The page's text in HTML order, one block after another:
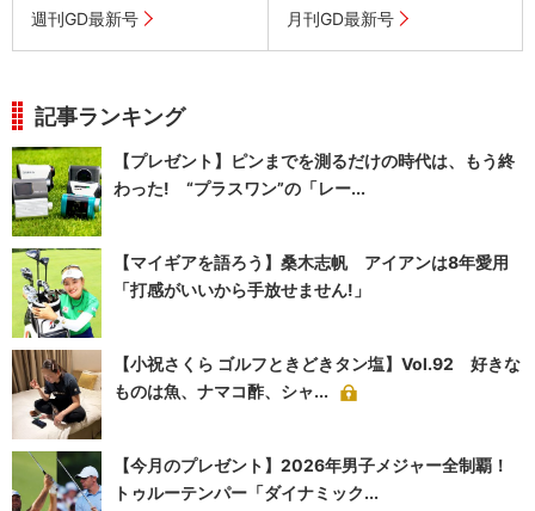
週刊GD最新号 月刊GD最新号
記事ランキング
【プレゼント】ピンまでを測るだけの時代は、もう終
わった! “プラスワン”の「レー...
【マイギアを語ろう】桑木志帆 アイアンは8年愛用
「打感がいいから手放せません!」
【小祝さくら ゴルフときどきタン塩】Vol.92 好きな
ものは魚、ナマコ酢、シャ...
【今月のプレゼント】2026年男子メジャー全制覇！
トゥルーテンパー「ダイナミック...